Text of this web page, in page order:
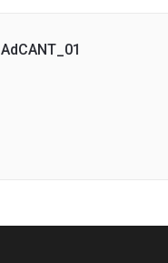
AdCANT_01